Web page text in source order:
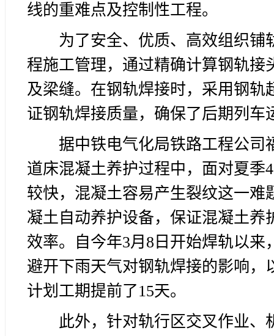
线的重难点及控制性工程。
为了安全、优质、高效组织
程施工管理，通过精确计算钢轨
及梁缝。在钢轨焊接时，采用钢
证钢轨焊接质量，确保了后期列车
据中铁电气化局铁路工程公司
道床混凝土养护过程中，面对夏季
较快，混凝土容易产生裂纹这一
凝土自动养护设备，保证混凝土
效率。自今年3月8日开始焊轨以
避开下雨天气对钢轨焊接的影响，
计划工期提前了15天。
此外，针对轨行区交叉作业